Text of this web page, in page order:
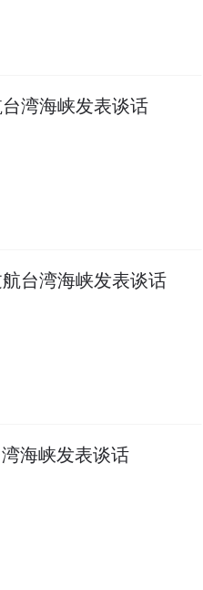
湾海峡发表谈话
台湾海峡发表谈话
海峡发表谈话